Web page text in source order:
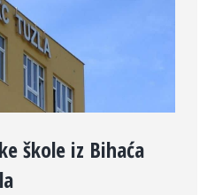
škole iz Bihaća